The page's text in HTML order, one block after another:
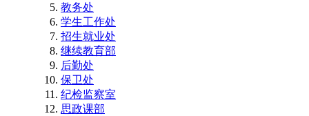
教务处
学生工作处
招生就业处
继续教育部
后勤处
保卫处
纪检监察室
思政课部